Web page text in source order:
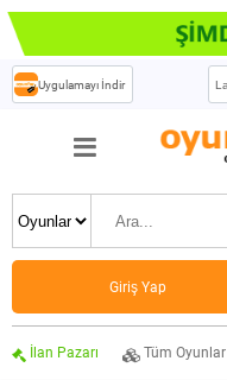
Uygulamayı İndir
Giriş Yap
İlan Pazarı Tüm Oyunlar